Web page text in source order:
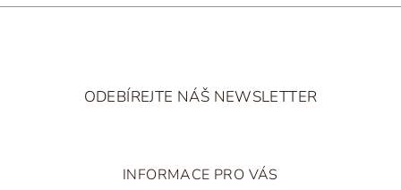
ODEBÍREJTE NÁŠ NEWSLETTER
INFORMACE PRO VÁS